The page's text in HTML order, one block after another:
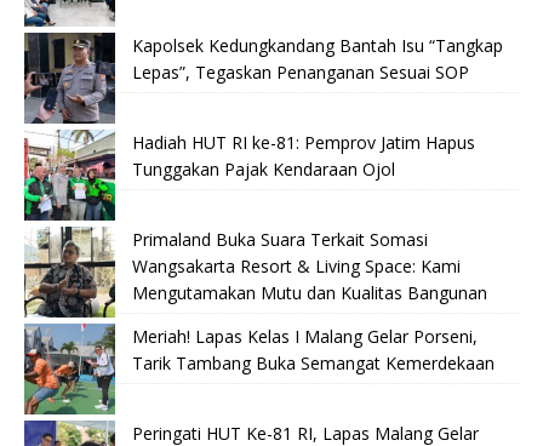
Kapolsek Kedungkandang Bantah Isu “Tangkap
Lepas”, Tegaskan Penanganan Sesuai SOP
Hadiah HUT RI ke-81: Pemprov Jatim Hapus
Tunggakan Pajak Kendaraan Ojol
Primaland Buka Suara Terkait Somasi
Wangsakarta Resort & Living Space: Kami
Mengutamakan Mutu dan Kualitas Bangunan
Meriah! Lapas Kelas I Malang Gelar Porseni,
Tarik Tambang Buka Semangat Kemerdekaan
Peringati HUT Ke-81 RI, Lapas Malang Gelar